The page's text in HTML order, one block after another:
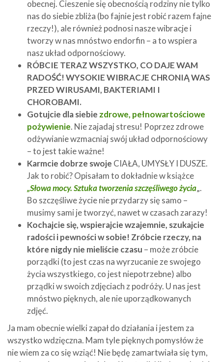
obecnej. Cieszenie się obecnością rodziny nie tylko
nas do siebie zbliża (bo fajnie jest robić razem fajne
rzeczy!), ale również podnosi nasze wibracje i
tworzy w nas mnóstwo endorfin – a to wspiera
nasz układ odpornościowy.
RÓBCIE TERAZ WSZYSTKO, CO DAJE WAM
RADOŚĆ! WYSOKIE WIBRACJE CHRONIĄ WAS
PRZED WIRUSAMI, BAKTERIAMI I
CHOROBAMI.
Gotujcie dla siebiezdrowe, pełnowartościowe
pożywienie. Nie zajadaj stresu! Poprzez zdrowe
odżywianie wzmacniaj swój układ odpornościowy
– to jest takie ważne!
Karmcie dobrze swoje CIAŁA, UMYSŁY I DUSZE.
Jak to robić? Opisałam to dokładnie w książce
„Słowa mocy. Sztuka tworzenia szczęśliwego życia„.
Bo szczęśliwe życie nie przydarzy się samo –
musimy sami je tworzyć, nawet w czasach zarazy!
Kochajcie się, wspierajcie wzajemnie, szukajcie
radości i pewności w sobie! Zróbcie rzeczy, na
które nigdy nie mieliście czasu – może zróbcie
porządki (to jest czas na wyrzucanie ze swojego
życia wszystkiego, co jest niepotrzebne) albo
prządki w swoich zdjęciach z podróży. U nas jest
mnóstwo pięknych, ale nie uporządkowanych
zdjęć.
Ja mam obecnie wielki zapał do działania i jestem za
wszystko wdzięczna. Mam tyle pięknych pomysłów że
nie wiem za co się wziąć! Nie będę zamartwiała się tym,